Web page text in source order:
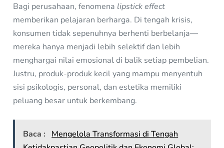
Bagi perusahaan, fenomena lipstick effect
memberikan pelajaran berharga. Di tengah krisis,
konsumen tidak sepenuhnya berhenti berbelanja—
mereka hanya menjadi lebih selektif dan lebih
menghargai nilai emosional di balik setiap pembelian.
Justru, produk-produk kecil yang mampu menyentuh
sisi psikologis, personal, dan estetika memiliki
peluang besar untuk berkembang.
Baca :
Mengelola Transformasi di Tengah